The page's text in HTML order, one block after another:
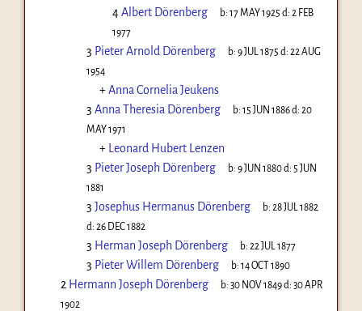
4Albert Dörenberg b:17 MAY 1925 d:2 FEB
1977
3 Pieter Arnold Dörenberg b:9 JUL 1875 d:22 AUG
1954
+Anna Cornelia Jeukens
3 Anna Theresia Dörenberg b:15 JUN 1886d:20
MAY 1971
+ Leonard Hubert Lenzen
3 Pieter Joseph Dörenberg b:9 JUN 1880d: 5 JUN
1881
3 Josephus Hermanus Dörenberg b:28 JUL 1882
d: 26 DEC 1882
3 Herman Joseph Dörenberg b:22 JUL 1877
3 Pieter Willem Dörenberg b:14 OCT 1890
2 Hermann Joseph Dörenberg b:30 NOV 1849d:30 APR
1902